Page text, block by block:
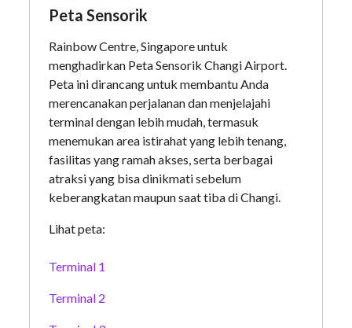
Peta Sensorik
Rainbow Centre, Singapore untuk
menghadirkan Peta Sensorik Changi Airport.
Peta ini dirancang untuk membantu Anda
merencanakan perjalanan dan menjelajahi
terminal dengan lebih mudah, termasuk
menemukan area istirahat yang lebih tenang,
fasilitas yang ramah akses, serta berbagai
atraksi yang bisa dinikmati sebelum
keberangkatan maupun saat tiba di Changi.
Lihat peta:
Terminal 1
Terminal 2